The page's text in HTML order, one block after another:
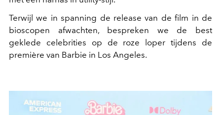
Terwijl we in spanning de release van de film in de
bioscopen afwachten, bespreken we de best
geklede celebrities op de roze loper tijdens de
première van Barbie in Los Angeles.